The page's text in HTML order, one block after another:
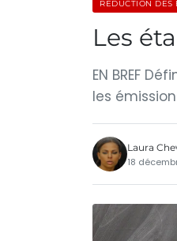
RÉDUCTION DES
Les
EN BREF
les
Laura
18